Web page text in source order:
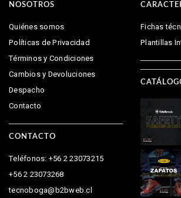
NOSOTROS
Quiénes somos
Políticas de Privacidad
Términos y Condiciones
Cambios y Devoluciones
Despacho
Contacto
CONTACTO
Teléfonos: +56 2 23073215
+56 2 23073268
tecnoboga@b2bweb.cl
Fichas
Plantillas